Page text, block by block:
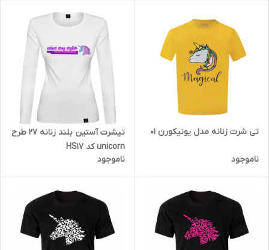
تی شرت زنانه مدل یونیکورن 01
ناموجود
تیشرت آستین بلند زنانه 27 طرح
unicorn کد HS17
ناموجود